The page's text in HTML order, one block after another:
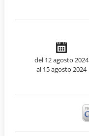
del 12 agosto 2024
al 15 agosto 2024